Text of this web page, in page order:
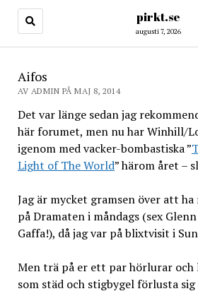
pirkt.se
augusti 7, 2026
Aifos
AV ADMIN PÅ MAJ 8, 2014
Det var länge sedan jag
här forumet, men nu har Winhill/
igenom med vacker-bombastiska ”
Light of The World” härom året –
Jag är mycket gramsen över att ha
på Dramaten i måndags (sex
Gaffa!), då jag var på blixtvisit i
Men trä på er ett par hörlurar och
som städ och stigbygel förlusta